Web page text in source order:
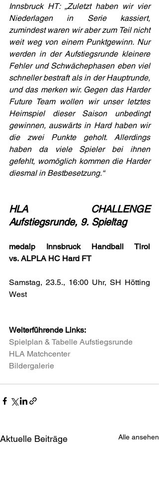
Innsbruck HT: „Zuletzt haben wir vier
Niederlagen in Serie kassiert,
zumindest waren wir aber zum Teil nicht
weit weg von einem Punktgewinn. Nur
werden in der Aufstiegsrunde kleinere
Fehler und Schwächephasen eben viel
schneller bestraft als in der Hauptrunde,
und das merken wir. Gegen das Harder
Future Team wollen wir unser letztes
Heimspiel dieser Saison unbedingt
gewinnen, auswärts in Hard haben wir
die zwei Punkte geholt. Allerdings
haben da viele Spieler bei ihnen
gefehlt, womöglich kommen die Harder
diesmal in Bestbesetzung.“
HLA CHALLENGE
Aufstiegsrunde, 9. Spieltag
medalp Innsbruck Handball Tirol
vs. ALPLA HC Hard FT
Samstag, 23.5., 16:00 Uhr, SH Hötting
West
Weiterführende Links:
Spielplan & Tabelle Aufstiegsrunde
HLA Matchcenter
Bildergalerie
Aktuelle Beiträge Alle ansehen